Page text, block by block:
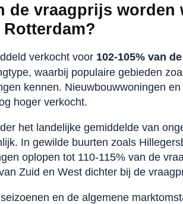
de vraagprijs worden
verkocht voor 102-105% van
waarbij populaire gebieden
kennen. Nieuwbouwwoningen
hoger verkocht.
het landelijke gemiddelde van
In gewilde buurten zoals
oplopen tot 110-115% van de
Zuid en West dichter bij de
en de algemene